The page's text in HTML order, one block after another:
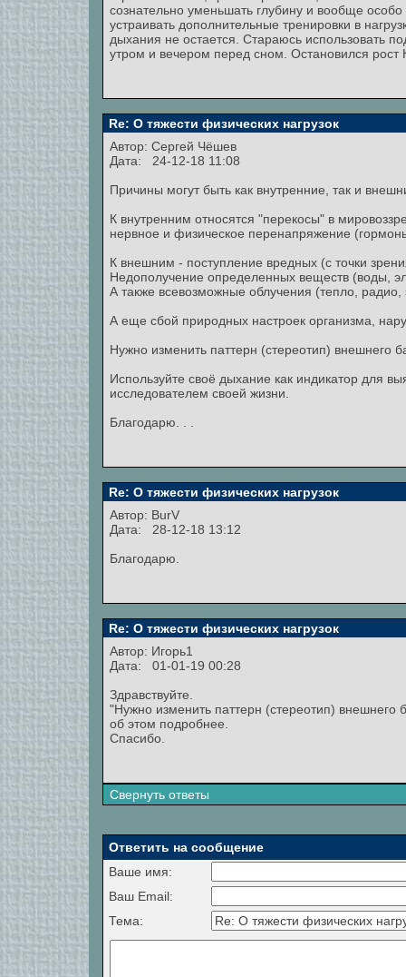
сознательно уменьшать глубину и вообще
устраивать дополнительные тренировки в
дыхания не остается. Стараюсь использовать
утром и вечером перед сном. Остановился
Re: О тяжести физических нагрузок
Автор: Сергей Чёшев
Дата: 24-12-18 11:08
Причины могут быть как внутренние, так и
К внутренним относятся "перекосы" в
нервное и физическое перенапряжение
К внешним - поступление вредных (с точки
Недополучение определенных веществ (воды,
А также всевозможные облучения (тепло, радио,
А еще сбой природных настроек организма,
Нужно изменить паттерн (стереотип) внешнего
Используйте своё дыхание как индикатор для
исследователем своей жизни.
Благодарю. . .
Re: О тяжести физических нагрузок
Автор: BurV
Дата: 28-12-18 13:12
Благодарю.
Re: О тяжести физических нагрузок
Автор: Игорь1
Дата: 01-01-19 00:28
Здравствуйте.
"Нужно изменить паттерн (стереотип) внешнего
об этом подробнее.
Спасибо.
Свернуть ответы
Ответить на сообщение
Ваше имя:
Ваш Email:
Тема: